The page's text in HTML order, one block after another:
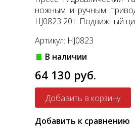
ножным и ручным
HJ0823 20т. Подвижный
Артикул: HJ0823
В наличии
64 130 руб.
Добавить к сравнению